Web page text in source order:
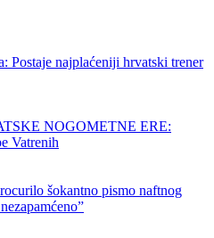
Postaje najplaćeniji hrvatski trener
NOGOMETNE ERE:
Vatrenih
šokantno pismo naftnog